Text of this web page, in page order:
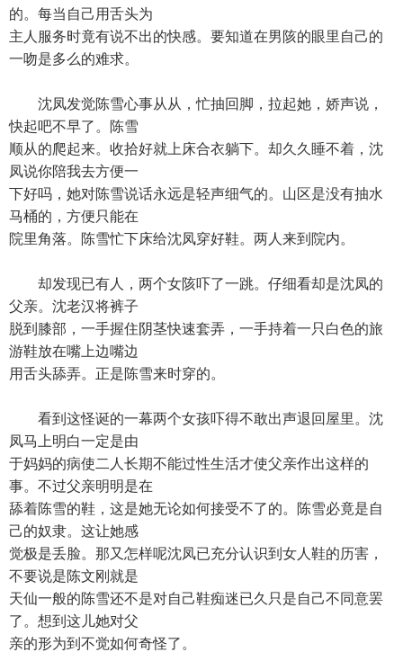
的。每当自己用舌头为
主人服务时竟有说不出的快感。要知道在男陔的眼里自己的
一吻是多么的难求。
沈凤发觉陈雪心事从从，忙抽回脚，拉起她，娇声说，
快起吧不早了。陈雪
顺从的爬起来。收拾好就上床合衣躺下。却久久睡不着，沈
凤说你陪我去方便一
下好吗，她对陈雪说话永远是轻声细气的。山区是没有抽水
马桶的，方便只能在
院里角落。陈雪忙下床给沈凤穿好鞋。两人来到院内。
却发现已有人，两个女陔吓了一跳。仔细看却是沈凤的
父亲。沈老汉将裤子
脱到膝部，一手握住阴茎快速套弄，一手持着一只白色的旅
游鞋放在嘴上边嘴边
用舌头舔弄。正是陈雪来时穿的。
看到这怪诞的一幕两个女孩吓得不敢出声退回屋里。沈
凤马上明白一定是由
于妈妈的病使二人长期不能过性生活才使父亲作出这样的
事。不过父亲明明是在
舔着陈雪的鞋，这是她无论如何接受不了的。陈雪必竟是自
己的奴隶。这让她感
觉极是丢脸。那又怎样呢沈凤已充分认识到女人鞋的历害，
不要说是陈文刚就是
天仙一般的陈雪还不是对自己鞋痴迷已久只是自己不同意罢
了。想到这儿她对父
亲的形为到不觉如何奇怪了。